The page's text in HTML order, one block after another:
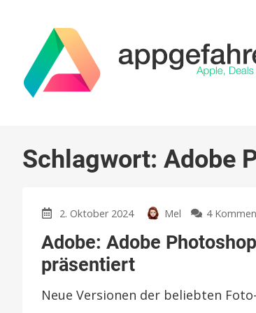
Schlagwort: Adobe
2. Oktober 2024 Mel 4
Adobe: Adobe
präsentiert
Neue Versionen der beliebten